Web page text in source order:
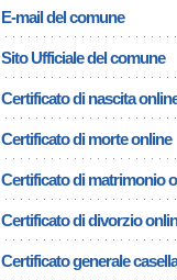
E-mail del comune
Sito Ufficiale del comune
Certificato di nascita
Certificato di morte online
Certificato di matrimonio
Certificato di divorzio
Certificato generale